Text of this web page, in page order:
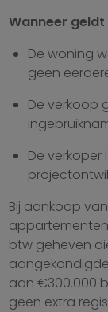
Wanneer
De woning
geen
De verkoop
De
Bij aankoop
btw geheven
aan €300.000
geen extra